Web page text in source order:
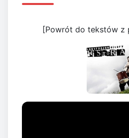
[Powrót do tekstów z